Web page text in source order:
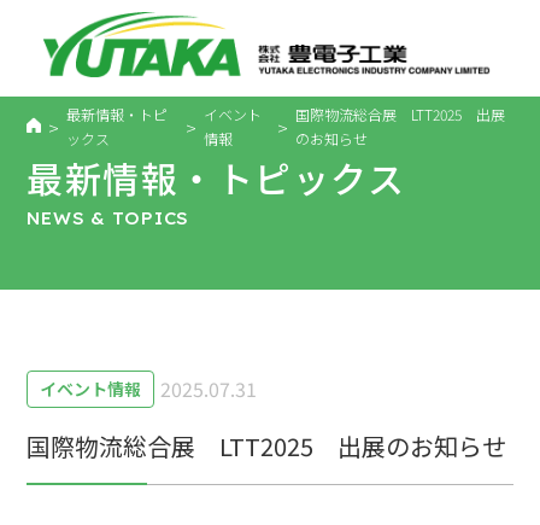
>最新情報・トピ
ックス
> イベント
情報
> 国際物流総合展 LTT2025 出展
のお知らせ
最新情報・トピックス
NEWS & TOPICS
イベント情報 2025.07.31
国際物流総合展 LTT2025 出展のお知らせ